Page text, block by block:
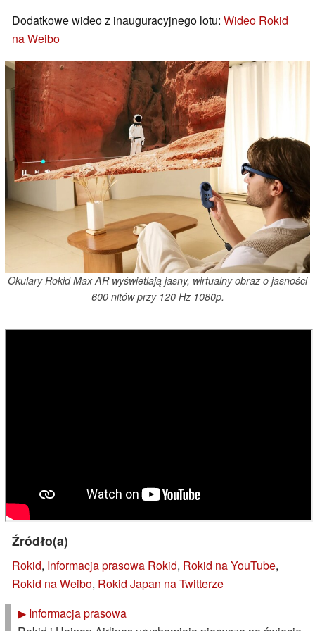
Dodatkowe wideo z inauguracyjnego lotu: Wideo Rokid
na Weibo
Okulary Rokid Max AR wyświetlają jasny, wirtualny obraz o jasności
600 nitów przy 120 Hz 1080p.
Źródło(a)
Rokid, Informacja prasowa Rokid, Rokid na YouTube,
Rokid na Weibo, Rokid Japan na Twitterze
▶ Informacja prasowa